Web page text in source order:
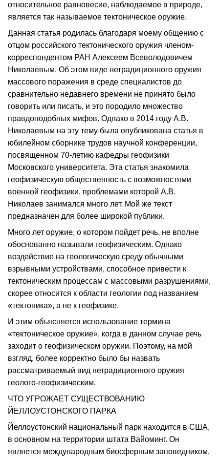
относительное равновесие, наблюдаемое в природе,
является так называемое тектоническое оружие.
Данная статья родилась благодаря моему общению с
отцом российского тектонического оружия членом-
корреспондентом РАН Алексеем Всеволодовичем
Николаевым. Об этом виде нетрадиционного оружия
массового поражения в среде специалистов до
сравнительно недавнего времени не принято было
говорить или писать, и это породило множество
правдоподобных мифов. Однако в 2014 году А.В.
Николаевым на эту тему была опубликована статья в
юбилейном сборнике трудов научной конференции,
посвященном 70-летию кафедры геофизики
Московского университета. Эта статья знакомила
геофизическую общественность с возможностями
военной геофизики, проблемами которой А.В.
Николаев занимался много лет. Мой же текст
предназначен для более широкой публики.
Много лет оружие, о котором пойдет речь, не вполне
обоснованно называли геофизическим. Однако
воздействие на геологическую среду обычными
взрывными устройствами, способное привести к
тектоническим процессам с массовыми разрушениями,
скорее относится к области геологии под названием
«тектоника», а не к геофизике.
И этим объясняется использование термина
«тектоническое оружие», когда в данном случае речь
заходит о геофизическом оружии. Поэтому, на мой
взгляд, более корректно было бы назвать
рассматриваемый вид нетрадиционного оружия
геолого-геофизическим.
ЧТО УГРОЖАЕТ СУЩЕСТВОВАНИЮ
ЙЕЛЛОУСТОНСКОГО ПАРКА
Йеллоустонский национальный парк находится в США,
в основном на территории штата Вайоминг. Он
является международным биосферным заповедником,